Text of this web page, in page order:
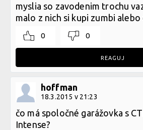
myslia so zavodenim trochu
malo z nich si kupi zumbi alebo
0 0
REAGUJ
hoffman
18.3.2015 v 21:23
čo má spoločné garážovka s
Intense?